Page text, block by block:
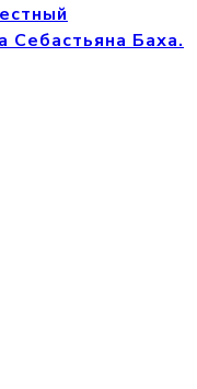
Себастьяна Баха.